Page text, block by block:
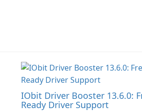
IObit Driver Booster 13.6.0:
Ready Driver Support